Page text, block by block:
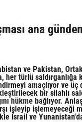
ana
ve Pakistan,
her türlü saldırganlığa
amaçlıyor ve
bir silahlı
hükme bağlıyor.
işleyip işlemeyeceği
İsrail ve